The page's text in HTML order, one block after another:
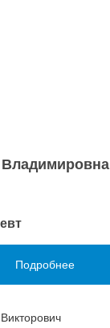
Подробнее